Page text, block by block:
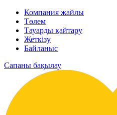
Компания жайлы
Төлем
Тауарды қайтару
Жеткізу
Байланыс
Сапаны бақылау